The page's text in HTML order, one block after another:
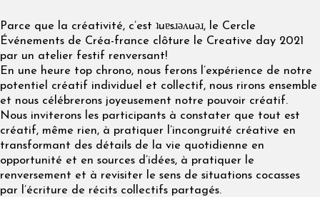
Parce que la créativité, c’est ʇuɐsɹǝʌuǝɹ, le Cercle
Événements de Créa-france clôture le Creative day 2021
par un atelier festif renversant!
En une heure top chrono, nous ferons l’expérience de notre
potentiel créatif individuel et collectif, nous rirons ensemble
et nous célébrerons joyeusement notre pouvoir créatif.
Nous inviterons les participants à constater que tout est
créatif, même rien, à pratiquer l’incongruité créative en
transformant des détails de la vie quotidienne en
opportunité et en sources d’idées, à pratiquer le
renversement et à revisiter le sens de situations cocasses
par l’écriture de récits collectifs partagés.